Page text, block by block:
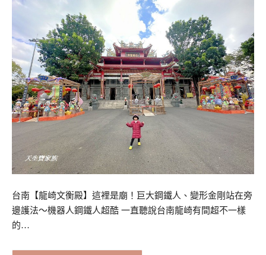
台南【龍崎文衡殿】這裡是廟！巨大鋼鐵人、變形金剛站在旁
邊護法～機器人鋼鐵人超酷 一直聽說台南龍崎有間超不一樣
的…